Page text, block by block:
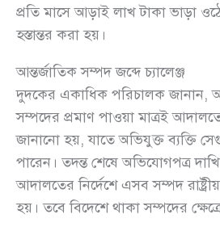
প্রতি মাসে আড়াই লাখ টাকা ভাড়া
হস্তান্তর করা হয়।
আন্তর্জাতিক সম্পদ জব্দে চ্যালেঞ্জ
দুদকের একাধিক পরিচালক জানান,
সম্পদের প্রমাণ পাওয়া মাত্রই
জানানো হয়, যাতে অভিযুক্ত ব্যক্তি
পারেন। তদন্ত শেষে অভিযোগপত্র
আদালতের নির্দেশে এসব সম্পদ
হয়। তবে বিদেশে থাকা সম্পদের